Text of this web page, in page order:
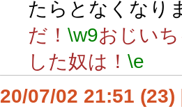
たらとなくなり
だ！ \w9おじい
した奴は！ \e
20/07/02 21:51 (23)